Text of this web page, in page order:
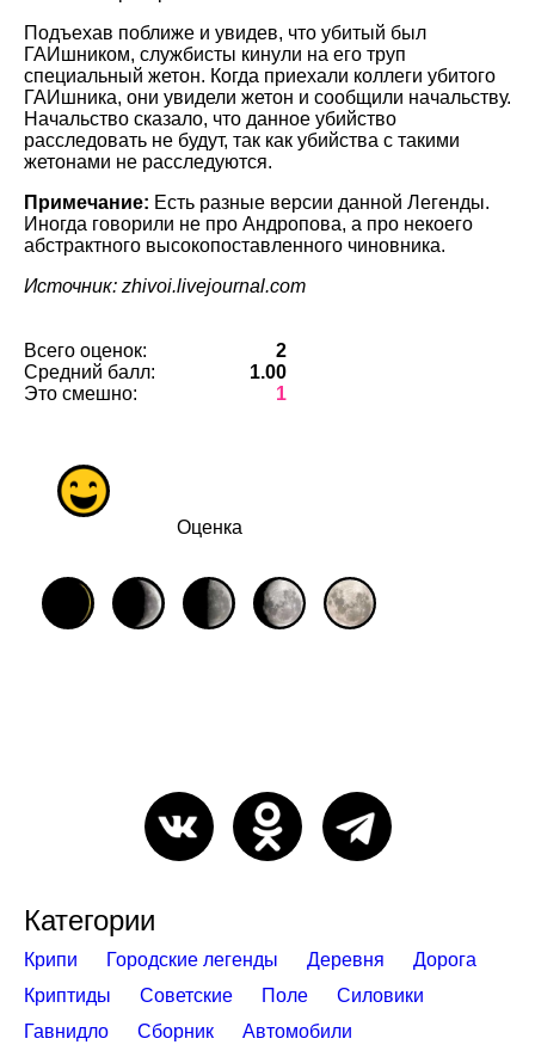
Подъехав поближе и увидев, что убитый был
ГАИшником, службисты кинули на его труп
специальный жетон. Когда приехали коллеги убитого
ГАИшника, они увидели жетон и сообщили начальству.
Начальство сказало, что данное убийство
расследовать не будут, так как убийства с такими
жетонами не расследуются.
Примечание: Есть разные версии данной Легенды.
Иногда говорили не про Андропова, а про некоего
абстрактного высокопоставленного чиновника.
Источник: zhivoi.livejournal.com
Всего оценок:
2
Средний балл:
1.00
Это смешно:
1
Оценка
Категории
Крипи Городские легенды Деревня
Дорога
Криптиды
Советские Поле
Силовики
Гавнидло
Сборник Автомобили